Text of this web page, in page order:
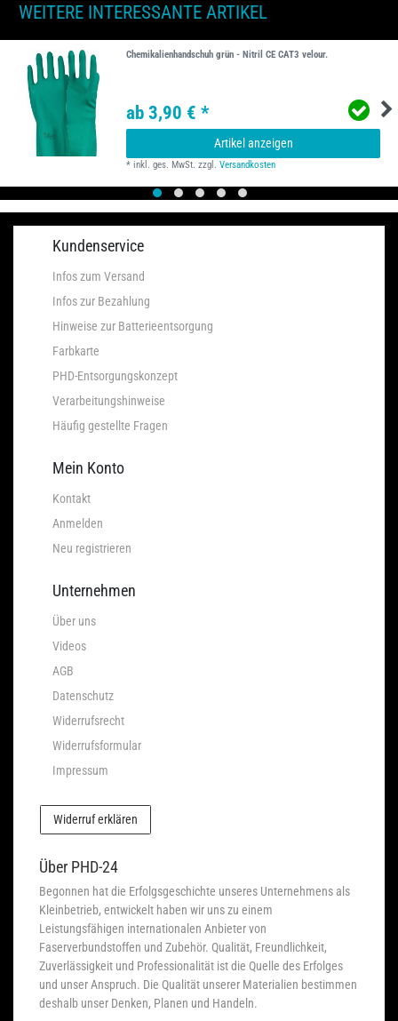
WEITERE INTERESSANTE ARTIKEL
Chemikalienhandschuh grün - Nitril CE CAT3 velour.
ab 3,90 € *
Artikel anzeigen
*inkl. ges. MwSt. zzgl.Versandkosten
Kundenservice
Infos zum Versand
Infos zur Bezahlung
Hinweise zur Batterieentsorgung
Farbkarte
PHD-Entsorgungskonzept
Verarbeitungshinweise
Häufig gestellte Fragen
Mein Konto
Kontakt
Anmelden
Neu registrieren
Unternehmen
Über uns
Videos
AGB
Datenschutz
Widerrufsrecht
Widerrufsformular
Impressum
Widerruf erklären
Über PHD-24
Begonnen hat die Erfolgsgeschichte unseres Unternehmens als
Kleinbetrieb, entwickelt haben wir uns zu einem
Leistungsfähigen internationalen Anbieter von
Faserverbundstoffen und Zubehör. Qualität, Freundlichkeit,
Zuverlässigkeit und Professionalität ist die Quelle des Erfolges
und unser Anspruch. Die Qualität unserer Materialien bestimmen
deshalb unser Denken, Planen und Handeln.